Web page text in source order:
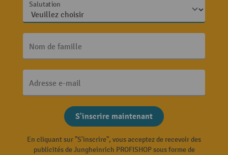
Salutation
Nom de famille
Adresse e-mail
S'inscrire maintenant
En cliquant sur "S'inscrire", vous acceptez de recevoir des
publicités de Jungheinrich PROFISHOP sous forme de